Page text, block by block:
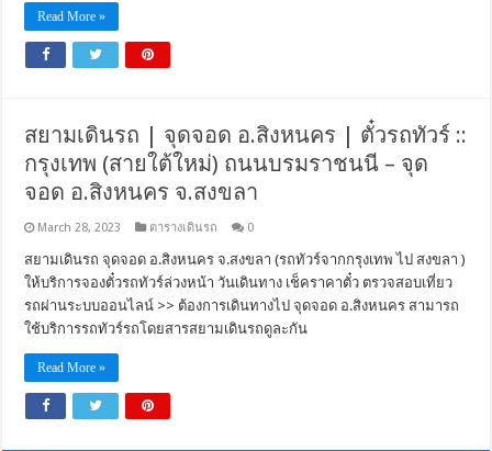
Read More »
สยามเดินรถ | จุดจอด อ.สิงหนคร | ตั๋วรถทัวร์ ::
กรุงเทพ (สายใต้ใหม่) ถนนบรมราชนนี – จุด
จอด อ.สิงหนคร จ.สงขลา
March 28, 2023 ตารางเดินรถ 0
สยามเดินรถ จุดจอด อ.สิงหนคร จ.สงขลา (รถทัวร์จากกรุงเทพ ไป สงขลา )
ให้บริการจองตั๋วรถทัวร์ล่วงหน้า วันเดินทาง เช็คราคาตั๋ว ตรวจสอบเที่ยว
รถผ่านระบบออนไลน์ >> ต้องการเดินทางไป จุดจอด อ.สิงหนคร สามารถ
ใช้บริการรถทัวร์รถโดยสารสยามเดินรถดูละกัน
Read More »